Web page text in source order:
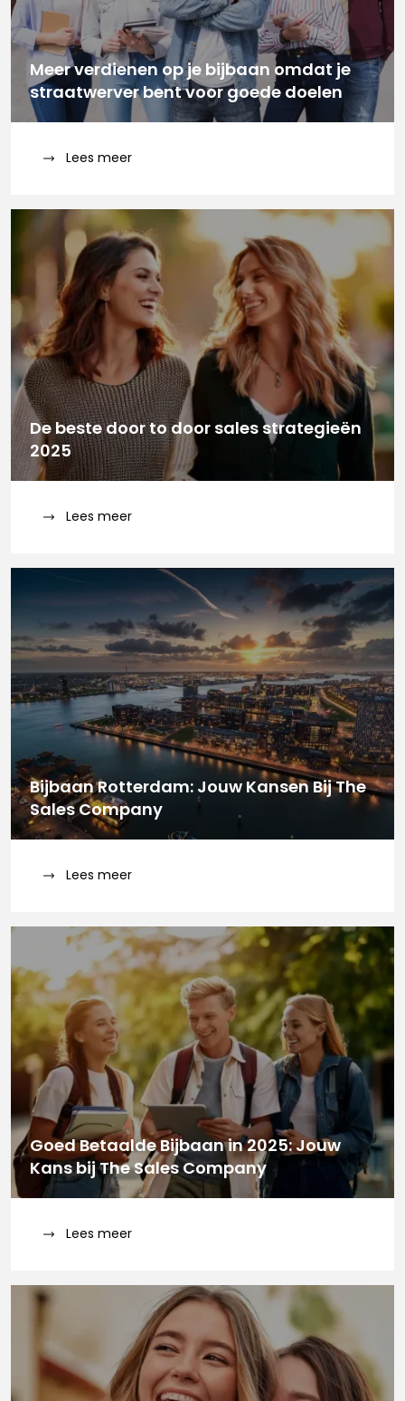
Meer verdienen op je bijbaan omdat je
straatwerver bent voor goede doelen
Lees meer
De beste door to door sales strategieën
2025
Lees meer
Bijbaan Rotterdam: Jouw Kansen Bij The
Sales Company
Lees meer
Goed Betaalde Bijbaan in 2025: Jouw
Kans bij The Sales Company
Lees meer